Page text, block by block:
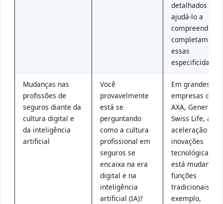
detalhados
ajudá-lo a
compreender
completamente
essas
especificidades.
Mudanças nas
profissões de
seguros diante da
cultura digital e
da inteligência
artificial
Você
provavelmente
está se
perguntando
como a cultura
profissional em
seguros se
encaixa na era
digital e na
inteligência
artificial (IA)?
Em grandes
empresas como
AXA, Generali e
Swiss Life, a
aceleração das
inovações
tecnológicas
está mudando
funções
tradicionais.
exemplo,